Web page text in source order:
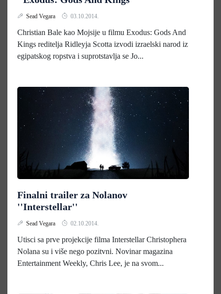
Sead Vegara 03.10.2014.
Christian Bale kao Mojsije u filmu Exodus: Gods And
Kings reditelja Ridleyja Scotta izvodi izraelski narod iz
egipatskog ropstva i suprotstavlja se Jo...
Finalni trailer za Nolanov
''Interstellar''
Sead Vegara 02.10.2014.
Utisci sa prve projekcije filma Interstellar Christophera
Nolana su i više nego pozitvni. Novinar magazina
Entertainment Weekly, Chris Lee, je na svom...